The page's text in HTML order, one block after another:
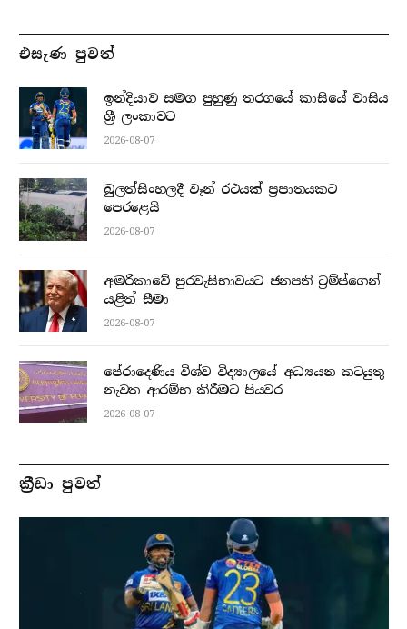
එසැණ පුව​ත්
ඉන්දියාව සමග පුහුණු තරගයේ කාසියේ වාසිය
ශ්‍රී ලංකාවට
2026-08-07
බුලත්සිංහලදී වෑන් රථයක් ප්‍රපාතයකට
පෙරළෙයි
2026-08-07
අමරිකාවේ පුරවැසිභාවයට ජනපති ට්‍රම්ප්ගෙන්
යළිත් සීමා
2026-08-07
පේරාදෙණිය විශ්ව විද්‍යාලයේ අධ්‍යයන කටයුතු
නැවත ආරම්භ කිරීමට පියවර
2026-08-07
ක්‍රීඩා පුවත්